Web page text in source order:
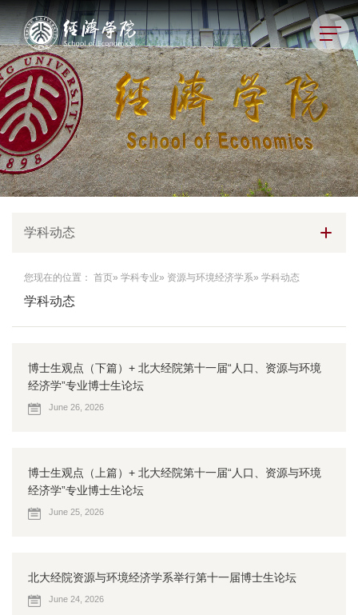
学科动态
您现在的位置： 首页» 学科专业» 资源与环境经济学系» 学科动态
学科动态
博士生观点（下篇）+ 北大经院第十一届“人口、资源与环境
经济学”专业博士生论坛
June 26, 2026
博士生观点（上篇）+ 北大经院第十一届“人口、资源与环境
经济学”专业博士生论坛
June 25, 2026
北大经院资源与环境经济学系举行第十一届博士生论坛
June 24, 2026